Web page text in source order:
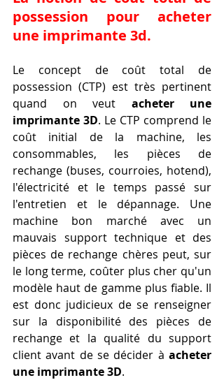
possession pour acheter
une imprimante 3d.
Le concept de coût total de
possession (CTP) est très pertinent
quand on veut acheter une
imprimante 3D. Le CTP comprend le
coût initial de la machine, les
consommables, les pièces de
rechange (buses, courroies, hotend),
l'électricité et le temps passé sur
l'entretien et le dépannage. Une
machine bon marché avec un
mauvais support technique et des
pièces de rechange chères peut, sur
le long terme, coûter plus cher qu'un
modèle haut de gamme plus fiable. Il
est donc judicieux de se renseigner
sur la disponibilité des pièces de
rechange et la qualité du support
client avant de se décider à acheter
une imprimante 3D.